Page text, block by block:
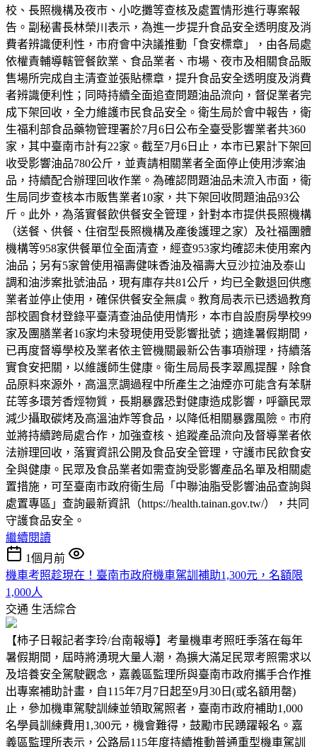
校、長照機構及夜市、小吃攤等查核及處置情形進行專案報
告。副秘書長林榮川表示，為進一步提升食品安全透明度及消
費者辨識便利性，市府會中決議推動「食安標章」，由各局處
依權責輔導轄管餐飲業、食品業者、市場、夜市及相關食品販
售場所完成自主清查並張貼標章，提升食品安全透明度及消費
者辨識便利性；同時持續全面追查問題油品流向，督促業者完
成下架回收，全力維護市民食品安全。衛生局於會中報告，衛
生福利部食品藥物管理署於7月6日公布全臺受影響業者共360
家，其中臺南市計有22家。截至7月6日止，本市已累計下架回
收受影響油品780公斤，並責請相關業者全面停止使用涉案油
品，持續配合辦理回收作業。為確認問題油品未流入市面，衛
生局同步查核本市販售業者10家，共下架回收問題油品93公
斤。此外，為落實餐飲供餐安全管理，針對本市提供長照機構
（送餐、供餐、住宿型長照機構及產後護理之家）及社福團體
機構等958家供餐單位全面清查，經查953家均確認未使用案內
油品；另有5家曾使用福壽健味香油及福壽大豆沙拉油及泰山
調和油涉案批號油品，現有庫存共81公斤，均已全數退回供應
業者並停止使用，確保供餐安全無虞。教育局表示已透過教育
部校園食材登錄平臺清查油品使用情形，本市自設廚房學校99
家及團膳業者16家均未發現使用受影響批號；適逢暑假期間，
已再度督導學校及業者依主管機關最新公告事項辦理，持續落
實食安把關，以維護師生健康。衛生局局長李翠鳳提醒，除食
品原料來源外，高溫烹調過程中所產生之油煙亦可能含有苯駢
芘等多環芳香烴物質，長期暴露恐對健康造成影響，呼籲民眾
減少攝取碳烤及高溫油炸等食品，以降低相關暴露風險。市府
並將持續跨局處合作，加強查核、追蹤產品流向及督導業者依
法辦理回收，落實資訊公開及食品安全管理，守護市民飲食安
全與健康。民眾及食品業者如需查詢受影響產品名單及相關處
置措施，可至臺南市政府衛生局「中聯油脂受影響油品查詢與
處置專區」查詢最新資訊（https://health.tainan.gov.tw/），共同
守護食品安全。
繼續閱讀
1個月前
機車考照趁現在！臺南市政府機車駕訓補助1,300元，名額限
1,000人
交通 生活綜合
【柿子日報記者李玲/台南報導】考量機車考照旺季落在每年
暑假期間，屆時將湧現大量人潮，為擴大滿足民眾考照需求以
及培養安全駕駛觀念，嘉義區監理所與臺南市政府攜手合作推
出專案補助計畫，自115年7月7日起至9月30日(或名額用罄)
止，參加機車駕駛訓練並領取駕照者，臺南市政府補助1,000
名學員訓練費用1,300元，機會難得，鼓勵市民踴躍報名。嘉
義區監理所表示，公路局115年度持續推動普通重型機車駕訓